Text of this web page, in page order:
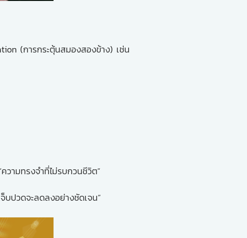
(การกระตุ้นสมองสองข้าง) เช่น
วามทรงจำที่ไม่รบกวนชีวิต”
บปวดจะลดลงอย่างชัดเจน”